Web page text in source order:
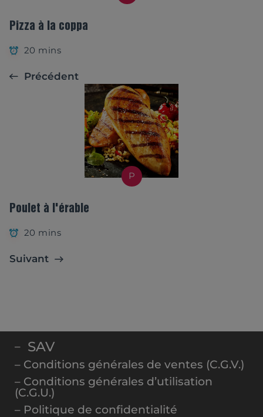
Pizza à la coppa
20 mins
Précédent
P
Poulet à l'érable
20 mins
Suivant
– SAV
– Conditions générales de ventes (C.G.V.)
– Conditions générales d’utilisation
(C.G.U.)
– Politique de confidentialité